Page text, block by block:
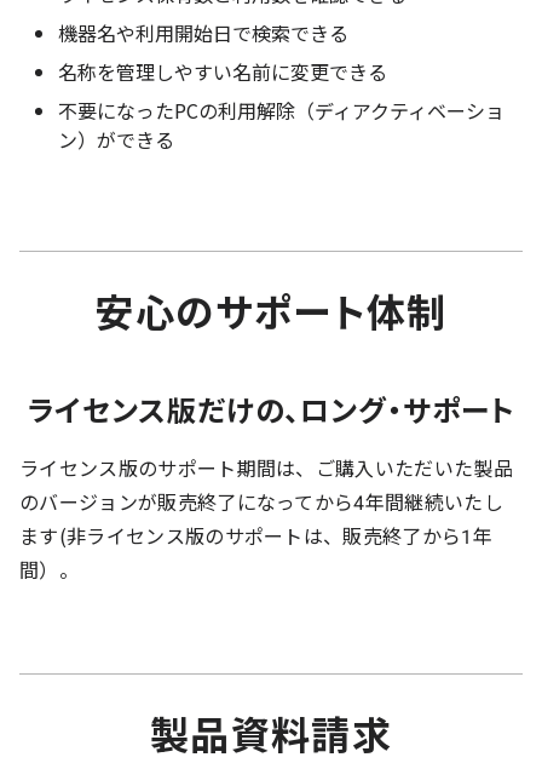
機器名や利用開始日で検索できる
名称を管理しやすい名前に変更できる
不要になったPCの利用解除（ディアクティベーショ
ン）ができる
安心のサポート体制
ライセンス版だけの、ロング・サポート
ライセンス版のサポート期間は、ご購入いただいた製品
のバージョンが販売終了になってから4年間継続いたし
ます(非ライセンス版のサポートは、販売終了から1年
間）。
製品資料請求